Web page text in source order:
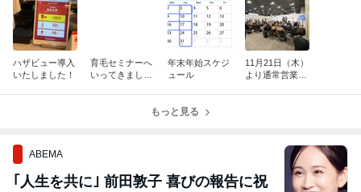
ハザビュー導入
いたしました！
育毛セミナーへ
いってきまし
年末年始スケジ
ュール
11月21日（木）
より通常営業し
もっと見る
ABEMA
｢人生を共に｣ 前田敦子 喜びの報告に祝